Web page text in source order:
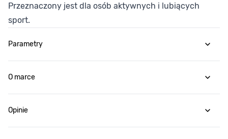
Przeznaczony jest dla osób aktywnych i lubiących
sport.
Parametry
O marce
Opinie